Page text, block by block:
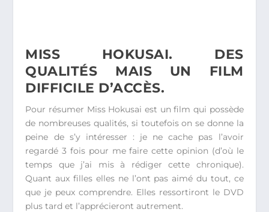
MISS HOKUSAI. DES
QUALITÉS MAIS UN FILM
DIFFICILE D’ACCÈS.
Pour résumer Miss Hokusai est un film qui possède
de nombreuses qualités, si toutefois on se donne la
peine de s’y intéresser : je ne cache pas l’avoir
regardé 3 fois pour me faire cette opinion (d’où le
temps que j’ai mis à rédiger cette chronique).
Quant aux filles elles ne l’ont pas aimé du tout, ce
que je peux comprendre. Elles ressortiront le DVD
plus tard et l’apprécieront autrement.